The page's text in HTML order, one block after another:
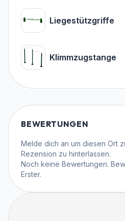
Liegestützgriffe
Klimmzugstange
BEWERTUNGEN
Melde dich an um diesen Ort
Rezension zu hinterlassen.
Noch keine Bewertungen.
Erster.